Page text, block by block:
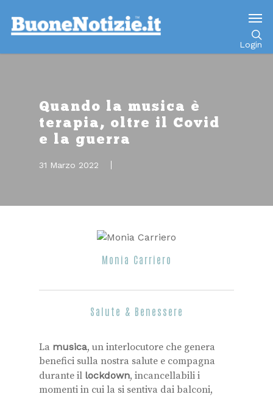
Login
Quando la musica è
terapia, oltre il Covid
e la guerra
31 Marzo 2022
Monia Carriero
Salute & Benessere
La musica, un interlocutore che genera
benefici sulla nostra salute e compagna
durante il lockdown, incancellabili i
momenti in cui la si sentiva dai balconi,
Go to mobile version